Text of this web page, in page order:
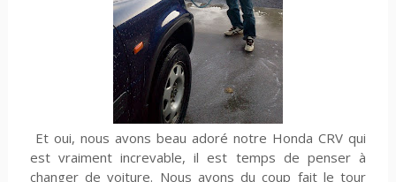
Et oui, nous avons beau adoré notre Honda CRV qui
est vraiment increvable, il est temps de penser à
changer de voiture. Nous avons du coup fait le tour